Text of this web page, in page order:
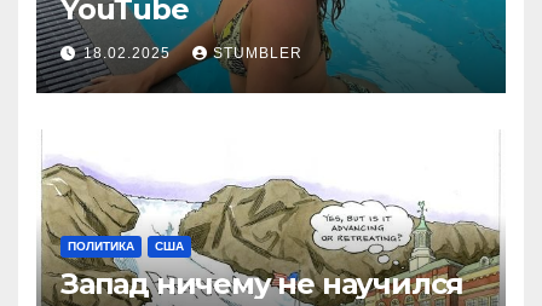
YouТube
18.02.2025 STUMBLER
ПОЛИТИКА США
Запад ничему не научился